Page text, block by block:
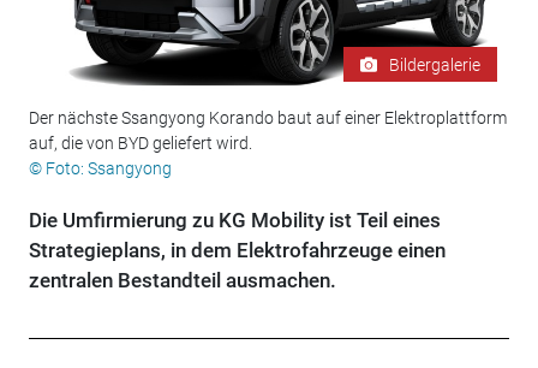
Bildergalerie
Der nächste Ssangyong Korando baut auf einer Elektroplattform
auf, die von BYD geliefert wird.
© Foto: Ssangyong
Die Umfirmierung zu KG Mobility ist Teil eines
Strategieplans, in dem Elektrofahrzeuge einen
zentralen Bestandteil ausmachen.